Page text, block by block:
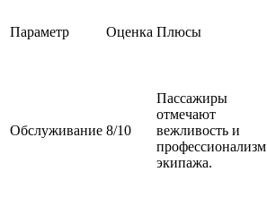
Параметр Оценка Плюсы
Обслуживание 8/10
Пассажиры
отмечают
вежливость и
профессионализм
экипажа.